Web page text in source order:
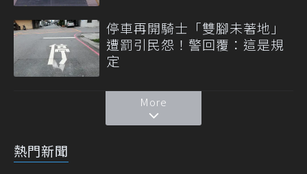
停車再開騎士「雙腳未著地」
遭罰引民怨！警回覆：這是規
定
More
熱門新聞